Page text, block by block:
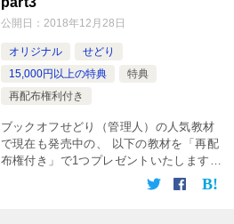
公開日： 2018年12月28日
オリジナル
せどり
15,000円以上の特典
特典
再配布権利付き
ブックオフせどり（管理人）の人気教材
で現在も発売中の、 以下の教材を「再配
布権付き」で1つプレゼントいたします。
パワーせどらー養成講座 「パワーせどら
ー養成講座」は、管理人書き下ろしのせ